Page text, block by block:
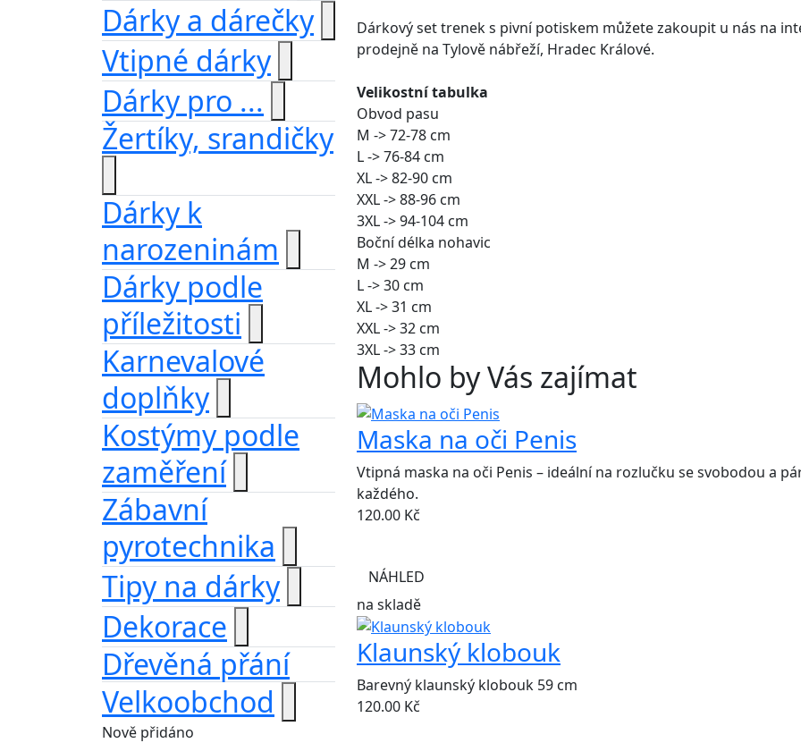
Dárky a dárečky
Vtipné dárky
Dárky pro ...
Žertíky, srandičky
Dárky k
narozeninám
Dárky podle
příležitosti
Karnevalové
doplňky
Kostýmy podle
zaměření
Zábavní
pyrotechnika
Tipy na dárky
Dekorace
Dřevěná přání
Velkoobchod
Nově přidáno
Dárkový set trenek s pivní potiskem můžete zakoupit u nás na
prodejně na Tylově nábřeží, Hradec Králové.
Velikostní tabulka
Obvod pasu
M -> 72-78 cm
L -> 76-84 cm
XL -> 82-90 cm
XXL -> 88-96 cm
3XL -> 94-104 cm
Boční délka nohavic
M -> 29 cm
L -> 30 cm
XL -> 31 cm
XXL -> 32 cm
3XL -> 33 cm
Mohlo by Vás zajímat
Maska na oči Penis
Vtipná maska na oči Penis – ideální na rozlučku se svobodou a
každého.
120.00 Kč
NÁHLED
na skladě
Klaunský klobouk
Barevný klaunský klobouk 59 cm
120.00 Kč